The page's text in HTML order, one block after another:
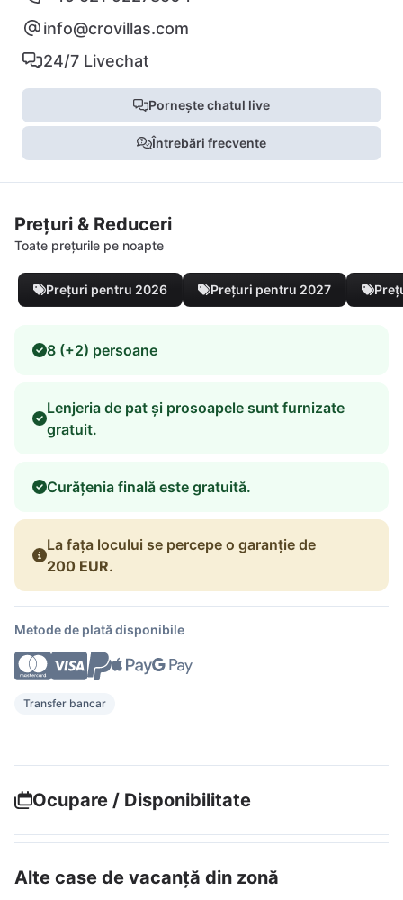
info@crovillas.com
24/7 Livechat
Pornește chatul live
Întrebări frecvente
Prețuri & Reduceri
Toate prețurile pe noapte
Prețuri pentru 2026 Prețuri pentru 2027
8 (+2) persoane
Lenjeria de pat și prosoapele sunt furnizate
gratuit.
Curățenia finală este gratuită.
La fața locului se percepe o garanție de
200 EUR.
Metode de plată disponibile
Transfer bancar
Ocupare / Disponibilitate
Alte case de vacanță din zonă